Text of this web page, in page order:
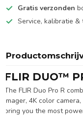
Gratis verzonden
Service, kalibratie &
FLIR DUO™
The FLIR Duo Pro R
imager, 4K color
bring you the most